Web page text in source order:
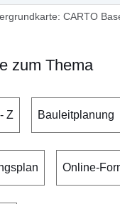
CARTO
zum Thema
Z Bauleitplanung
Online-